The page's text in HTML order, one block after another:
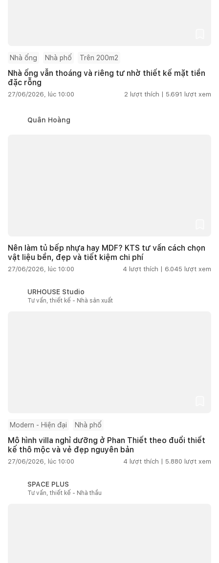
Nhà ống Nhà phố Trên 200m2
Nhà ống vẫn thoáng và riêng tư nhờ thiết kế mặt tiền
đặc rỗng
27/06/2026, lúc 10:00 2 lượt thích | 5.691 lượt xem
Quân Hoàng
Nên làm tủ bếp nhựa hay MDF? KTS tư vấn cách chọn
vật liệu bền, đẹp và tiết kiệm chi phí
27/06/2026, lúc 10:00 4 lượt thích | 6.045 lượt xem
URHOUSE Studio
Tư vấn, thiết kế - Nhà sản xuất
Modern - Hiện đại Nhà phố
Mô hình villa nghỉ dưỡng ở Phan Thiết theo đuổi thiết
kế thô mộc và vẻ đẹp nguyên bản
27/06/2026, lúc 10:00 4 lượt thích | 5.880 lượt xem
SPACE PLUS
Tư vấn, thiết kế - Nhà thầu